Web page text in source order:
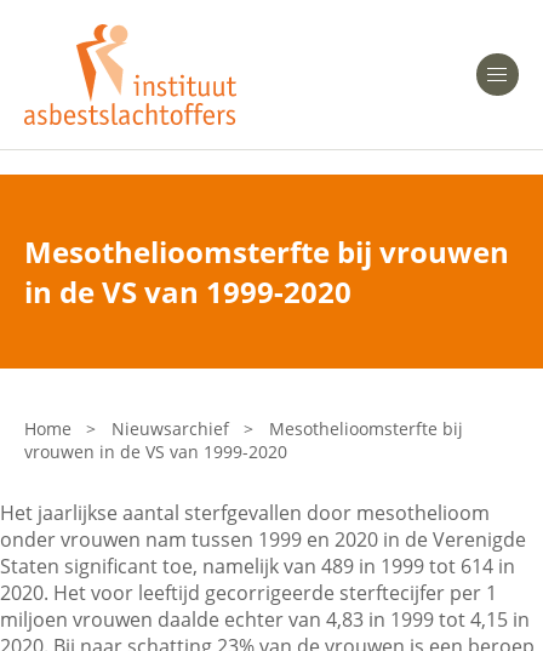
Heeft u Mesothelioom?
Heeft u Asbestose?
Bent u arts?
Asbest en Gezondheid
Laatste nieuws
Onze organisatie
Veelgestelde vragen
Contactgegevens
Mesothelioomsterfte bij vrouwen
in de VS van 1999-2020
Home > Nieuwsarchief >
Mesothelioomsterfte bij
vrouwen in de VS van 1999-2020
Het jaarlijkse aantal sterfgevallen door mesothelioom
onder vrouwen nam tussen 1999 en 2020 in de Verenigde
Staten significant toe, namelijk van 489 in 1999 tot 614 in
2020. Het voor leeftijd gecorrigeerde sterftecijfer per 1
miljoen vrouwen daalde echter van 4,83 in 1999 tot 4,15 in